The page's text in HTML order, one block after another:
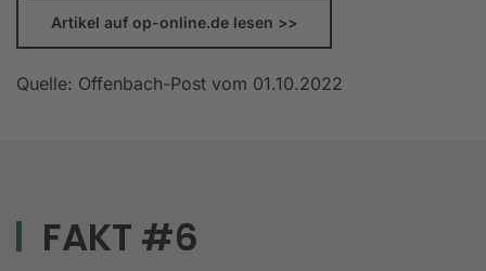
Artikel auf op-online.de lesen >>
Quelle: Offenbach-Post vom 01.10.2022
FAKT #6